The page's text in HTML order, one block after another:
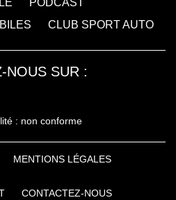
PODCAST
CLUB SPORT AUTO
NOUS SUR :
: non conforme
MENTIONS LÉGALES
CONTACTEZ-NOUS